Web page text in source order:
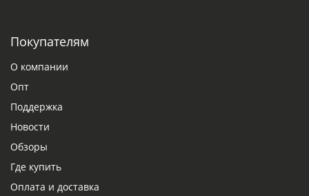
Покупателям
О компании
Опт
Поддержка
Новости
Обзоры
Где купить
Оплата и доставка